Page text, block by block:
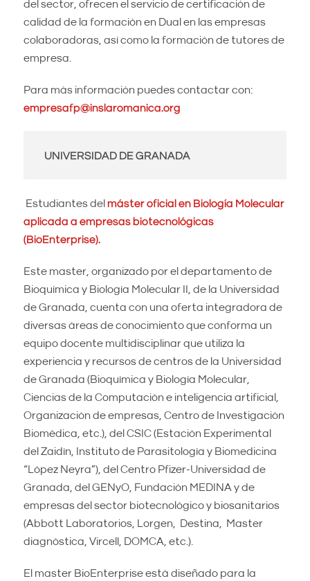
del sector, ofrecen el servicio de certificación de
calidad de la formación en Dual en las empresas
colaboradoras, así como la formación de tutores de
empresa.
Para más información puedes contactar con:
empresafp@inslaromanica.org
UNIVERSIDAD DE GRANADA
Estudiantes delmáster oficial en Biología Molecular
aplicada a empresas biotecnológicas
(BioEnterprise).
Este master, organizado por el departamento de
Bioquímica y Biología Molecular II, de la Universidad
de Granada, cuenta con una oferta integradora de
diversas áreas de conocimiento que conforma un
equipo docente multidisciplinar que utiliza la
experiencia y recursos de centros de la Universidad
de Granada (Bioquímica y Biología Molecular,
Ciencias de la Computación e inteligencia artificial,
Organización de empresas, Centro de Investigación
Biomédica, etc.), del CSIC (Estación Experimental
del Zaidín, Instituto de Parasitología y Biomedicina
“López Neyra”), del Centro Pfizer-Universidad de
Granada, del GENyO, Fundación MEDINA y de
empresas del sector biotecnológico y biosanitarios
(Abbott Laboratorios, Lorgen, Destina, Master
diagnóstica, Vircell, DOMCA, etc.).
El master BioEnterprise está diseñado para la